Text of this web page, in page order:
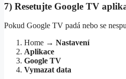
7) Resetujte Google TV
Pokud Google TV padá nebo se
Home → Nastavení
Aplikace
Google TV
Vymazat data